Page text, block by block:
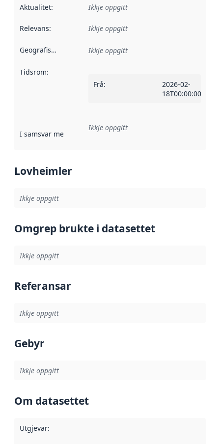
Aktualitet: Ikkje oppgitt
Relevans: Ikkje oppgitt
Geografisk område Ikkje oppgitt
Tidsrom:
Frå:
2026-02-
18T00:00:00Z
I samsvar med Referanse til ei implementeringsregel eller
Ikkje oppgitt
Lovheimler
Ikkje oppgitt
Omgrep brukte i datasettet
Ikkje oppgitt
Referansar
Ikkje oppgitt
Gebyr
Ikkje oppgitt
Om datasettet
Utgjevar: